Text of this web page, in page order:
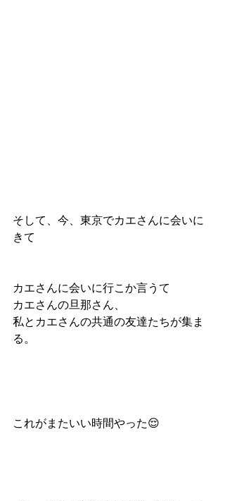
そして、今、東京でカエさんに会いに
きて
カエさんに会いに行こか言うて
カエさんの旦那さん、
私とカエさんの共通の友達たちが集ま
る。
これがまたいい時間やった😌